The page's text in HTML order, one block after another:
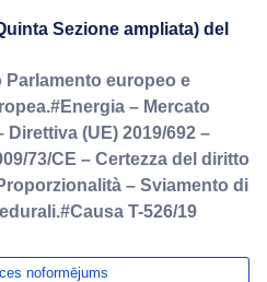
Sezione ampliata) del
Parlamento europeo e
– Mercato
(UE) 2019/692 –
73/CE – Certezza del diritto
– Sviamento di
T-526/19
noformējums